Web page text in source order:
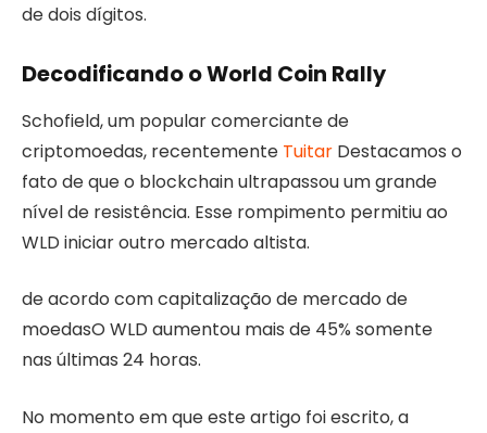
de dois dígitos.
Decodificando o World Coin Rally
Schofield, um popular comerciante de
criptomoedas, recentemente Tuitar Destacamos o
fato de que o blockchain ultrapassou um grande
nível de resistência. Esse rompimento permitiu ao
WLD iniciar outro mercado altista.
de acordo comcapitalização de mercado de
moedasO WLD aumentou mais de 45% somente
nas últimas 24 horas.
No momento em que este artigo foi escrito, a